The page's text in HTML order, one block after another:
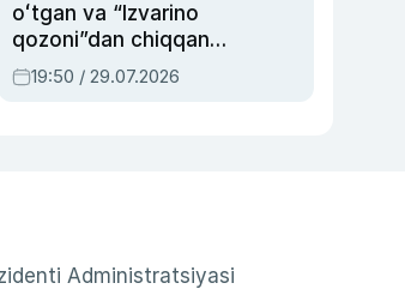
oʻtgan va “Izvarino
qozoni”dan chiqqan
qahramon — Ukraina
armiyasi bosh
19:50 / 29.07.2026
Administratsiyasi